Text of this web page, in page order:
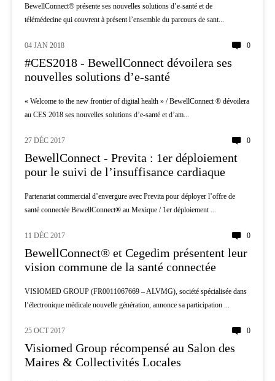
BewellConnect® présente ses nouvelles solutions d’e-santé et de
télémédecine qui couvrent à présent l’ensemble du parcours de sant...
INNOVATION
04 JAN 2018 0
#CES2018 - BewellConnect dévoilera ses
nouvelles solutions d’e-santé
« Welcome to the new frontier of digital health » / BewellConnect ® dévoilera
au CES 2018 ses nouvelles solutions d’e-santé et d’am...
CARDIOLOGIE
27 DÉC 2017 0
BewellConnect - Previta : 1er déploiement
pour le suivi de l’insuffisance cardiaque
Partenariat commercial d’envergure avec Previta pour déployer l’offre de
santé connectée BewellConnect® au Mexique / 1er déploiement ...
INNOVATION
11 DÉC 2017 0
BewellConnect® et Cegedim présentent leur
vision commune de la santé connectée
VISIOMED GROUP (FR0011067669 – ALVMG), société spécialisée dans
l’électronique médicale nouvelle génération, annonce sa participation ...
MÉDECINE
25 OCT 2017 0
Visiomed Group récompensé au Salon des
Maires & Collectivités Locales